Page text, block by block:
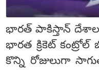
భారత్ పాకిస్తాన్ దేశాల
భారత క్రికెట్ కంట్రోల్
కొన్ని రోజులుగా